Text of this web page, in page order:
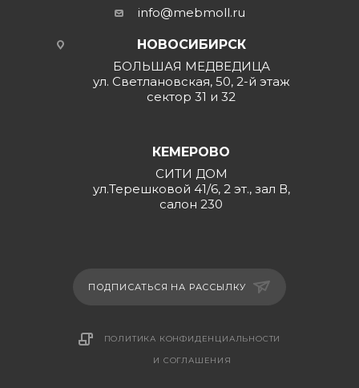
info@mebmoll.ru
НОВОСИБИРСК
БОЛЬШАЯ МЕДВЕДИЦА
ул. Светлановская, 50, 2-й этаж
сектор 31 и 32
КЕМЕРОВО
СИТИ ДОМ
ул.Терешковой 41/6, 2 эт., зал В,
салон 230
ПОДПИСАТЬСЯ НА РАССЫЛКУ
ПОЛИТИКА КОНФИДЕНЦИАЛЬНОСТИ
И СОГЛАШЕНИЯ